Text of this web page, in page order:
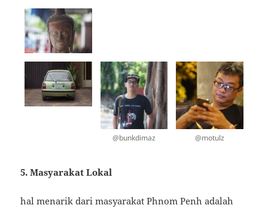
@bunkdimaz @motulz
5. Masyarakat Lokal
hal menarik dari masyarakat Phnom Penh adalah